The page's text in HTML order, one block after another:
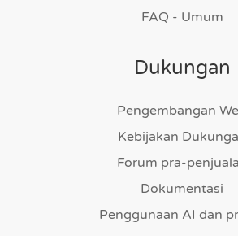
FAQ - Umum
Dukungan
Pengembangan
Kebijakan
Forum pra-
Dokumentasi
Penggunaan AI dan